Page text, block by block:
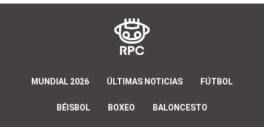
MUNDIAL 2026 ÚLTIMAS NOTICIAS FÚTBOL
BÉISBOL BOXEO BALONCESTO